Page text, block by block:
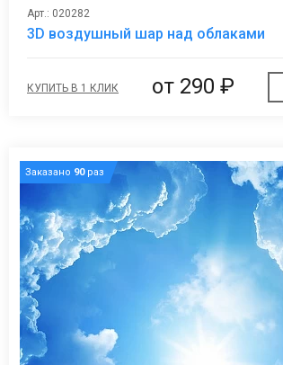
Арт.: 020282
3D воздушный шар над облаками
КУПИТЬ В 1 КЛИК от290 ₽
Заказано 90раз